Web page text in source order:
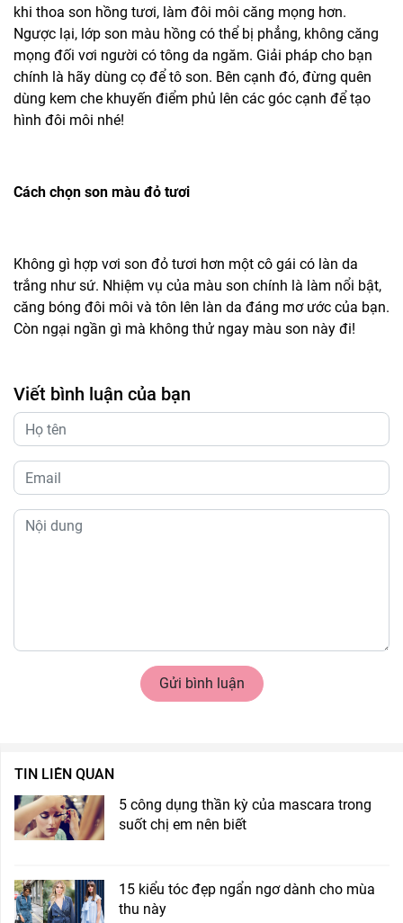
khi thoa son hồng tươi, làm đôi môi căng mọng hơn.
Ngược lại, lớp son màu hồng có thể bị phẳng, không căng
mọng đối vơi người có tông da ngăm. Giải pháp cho bạn
chính là hãy dùng cọ để tô son. Bên cạnh đó, đừng quên
dùng kem che khuyến điểm phủ lên các góc cạnh để tạo
hình đôi môi nhé!
Cách chọn son màu đỏ tươi
Không gì hợp vơi son đỏ tươi hơn một cô gái có làn da
trắng như sứ. Nhiệm vụ của màu son chính là làm nổi bật,
căng bóng đôi môi và tôn lên làn da đáng mơ ước của bạn.
Còn ngại ngần gì mà không thử ngay màu son này đi!
Viết bình luận của bạn
Gửi bình luận
TIN LIÊN QUAN
5 công dụng thần kỳ của mascara trong
suốt chị em nên biết
15 kiểu tóc đẹp ngẩn ngơ dành cho mùa
thu này